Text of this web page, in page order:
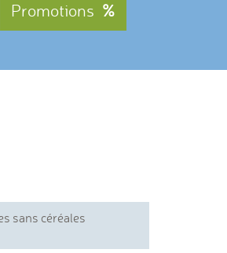
Promotions
sans céréales